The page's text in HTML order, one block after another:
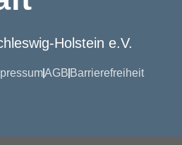
Holstein e.V.
AGB Barrierefreiheit